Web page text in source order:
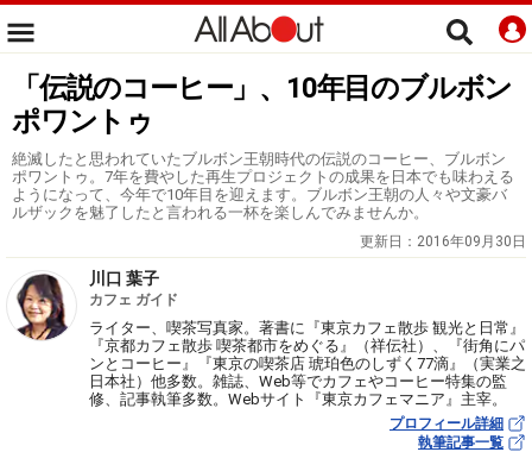
「伝説のコーヒー」、10年目のブルボン
ポワントゥ
絶滅したと思われていたブルボン王朝時代の伝説のコーヒー、ブルボン
ポワントゥ。7年を費やした再生プロジェクトの成果を日本でも味わえる
ようになって、今年で10年目を迎えます。ブルボン王朝の人々や文豪バ
ルザックを魅了したと言われる一杯を楽しんでみませんか。
更新日： 2016年09月30日
川口 葉子
カフェ ガイド
ライター、喫茶写真家。著書に『東京カフェ散歩 観光と日常』
『京都カフェ散歩 喫茶都市をめぐる』（祥伝社）、『街角にパ
ンとコーヒー』『東京の喫茶店 琥珀色のしずく77滴』（実業之
日本社）他多数。雑誌、Web等でカフェやコーヒー特集の監
修、記事執筆多数。Webサイト『東京カフェマニア』主宰。
プロフィール詳細
執筆記事一覧